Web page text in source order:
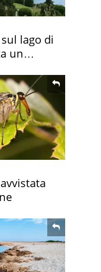
lago di
un